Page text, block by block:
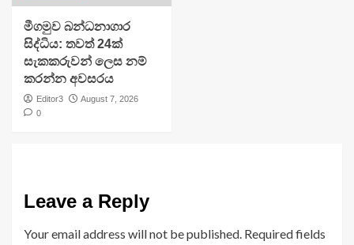
මීගමුව බන්ධනාගාර
සිද්ධිය: තවත් 24ක්
සැකකරුවන් ලෙස නම්
කරන්න අවසරය
Editor3
August 7, 2026
0
Leave a Reply
Your email address will not be published. Required fields